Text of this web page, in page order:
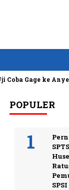
ke Anyer-
POPULER
SPSI